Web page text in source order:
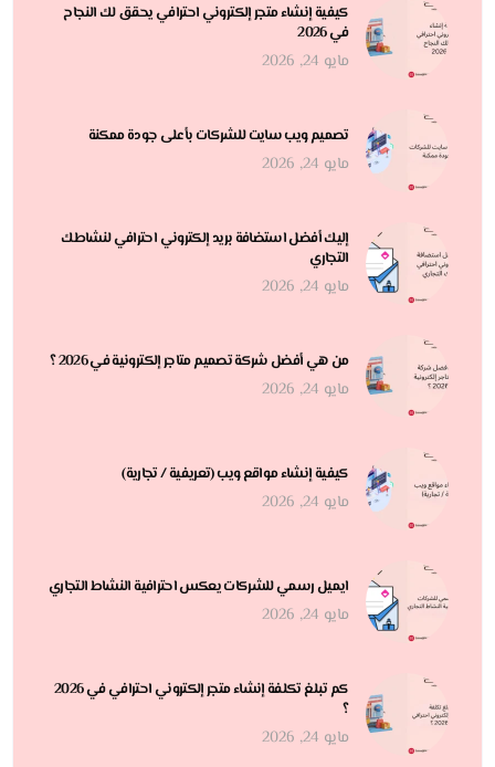
كيفية إنشاء متجر إلكتروني احترافي يحقق لك النجاح
في 2026
مايو 24, 2026
تصميم ويب سايت للشركات بأعلى جودة ممكنة
مايو 24, 2026
إليك أفضل استضافة بريد إلكتروني احترافي لنشاطك
التجاري
مايو 24, 2026
من هي أفضل شركة تصميم متاجر إلكترونية في 2026 ؟
مايو 24, 2026
كيفية إنشاء مواقع ويب (تعريفية / تجارية)
مايو 24, 2026
ايميل رسمي للشركات يعكس احترافية النشاط التجاري
مايو 24, 2026
كم تبلغ تكلفة إنشاء متجر إلكتروني احترافي في 2026
؟
مايو 24, 2026